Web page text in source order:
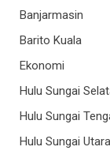
Banjarmasin
Barito Kuala
Ekonomi
Hulu Sungai
Hulu Sungai
Hulu Sungai Utara